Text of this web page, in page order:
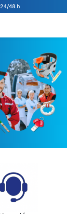
48 h